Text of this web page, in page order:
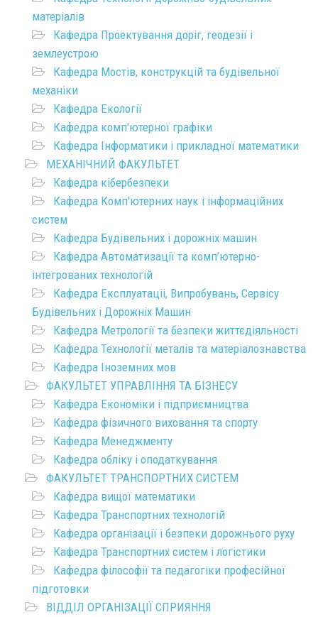
матеріалів
Кафедра Проектування доріг, геодезії і
землеустрою
Кафедра Мостів, конструкцій та будівельної
механіки
Кафедра Екології
Кафедра комп'ютерної графіки
Кафедра Інформатики і прикладної математики
МЕХАНІЧНИЙ ФАКУЛЬТЕТ
Кафедра кібербезпеки
Кафедра Комп'ютерних наук і інформаційних
систем
Кафедра Будівельних і дорожніх машин
Кафедра Автоматизації та комп’ютерно-
інтегрованих технологій
Кафедра Експлуатаціі, Випробувань, Сервісу
Будівельних і Дорожніх Машин
Кафедра Метрології та безпеки життєдіяльності
Кафедра Технології металів та матеріалознавства
Кафедра Іноземних мов
ФАКУЛЬТЕТ УПРАВЛІННЯ ТА БІЗНЕСУ
Кафедра Економіки і підприємництва
Кафедра фізичного виховання та спорту
Кафедра Менеджменту
Кафедра обліку і оподаткування
ФАКУЛЬТЕТ ТРАНСПОРТНИХ СИСТЕМ
Кафедра вищої математики
Кафедра Транспортних технологій
Кафедра організації і безпеки дорожнього руху
Кафедра Транспортних систем і логістики
Кафедра філософії та педагогіки професійної
підготовки
ВІДДІЛ ОРГАНІЗАЦІЇ СПРИЯННЯ